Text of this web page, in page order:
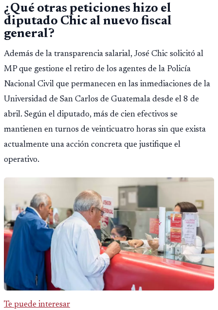
¿Qué otras peticiones hizo el
diputado Chic al nuevo fiscal
general?
Además de la transparencia salarial, José Chic solicitó al
MP que gestione el retiro de los agentes de la Policía
Nacional Civil que permanecen en las inmediaciones de la
Universidad de San Carlos de Guatemala desde el 8 de
abril. Según el diputado, más de cien efectivos se
mantienen en turnos de veinticuatro horas sin que exista
actualmente una acción concreta que justifique el
operativo.
Te puede interesar